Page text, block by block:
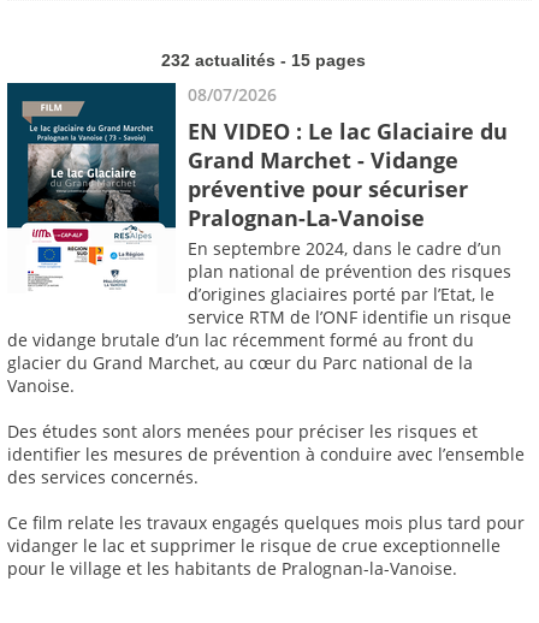
232 actualités - 15 pages
08/07/2026
EN VIDEO : Le lac Glaciaire du
Grand Marchet - Vidange
préventive pour sécuriser
Pralognan-La-Vanoise
En septembre 2024, dans le cadre d’un
plan national de prévention des risques
d’origines glaciaires porté par l’Etat, le
service RTM de l’ONF identifie un risque
de vidange brutale d’un lac récemment formé au front du
glacier du Grand Marchet, au cœur du Parc national de la
Vanoise.
Des études sont alors menées pour préciser les risques et
identifier les mesures de prévention à conduire avec l’ensemble
des services concernés.
Ce film relate les travaux engagés quelques mois plus tard pour
vidanger le lac et supprimer le risque de crue exceptionnelle
pour le village et les habitants de Pralognan-la-Vanoise.